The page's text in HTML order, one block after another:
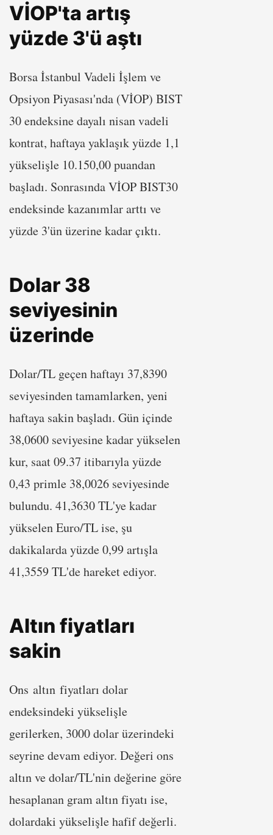
VİOP'ta artış
yüzde 3'ü aştı
Borsa İstanbul Vadeli İşlem ve
Opsiyon Piyasası'nda (VİOP) BIST
30 endeksine dayalı nisan vadeli
kontrat, haftaya yaklaşık yüzde 1,1
yükselişle 10.150,00 puandan
başladı. Sonrasında VİOP BIST30
endeksinde kazanımlar arttı ve
yüzde 3'ün üzerine kadar çıktı.
Dolar 38
seviyesinin
üzerinde
Dolar/TL geçen haftayı 37,8390
seviyesinden tamamlarken, yeni
haftaya sakin başladı. Gün içinde
38,0600 seviyesine kadar yükselen
kur, saat 09.37 itibarıyla yüzde
0,43 primle 38,0026 seviyesinde
bulundu. 41,3630 TL'ye kadar
yükselen Euro/TL ise, şu
dakikalarda yüzde 0,99 artışla
41,3559 TL'de hareket ediyor.
Altın fiyatları
sakin
Ons altın fiyatları dolar
endeksindeki yükselişle
gerilerken, 3000 dolar üzerindeki
seyrine devam ediyor. Değeri ons
altın ve dolar/TL'nin değerine göre
hesaplanan gram altın fiyatı ise,
dolardaki yükselişle hafif değerli.